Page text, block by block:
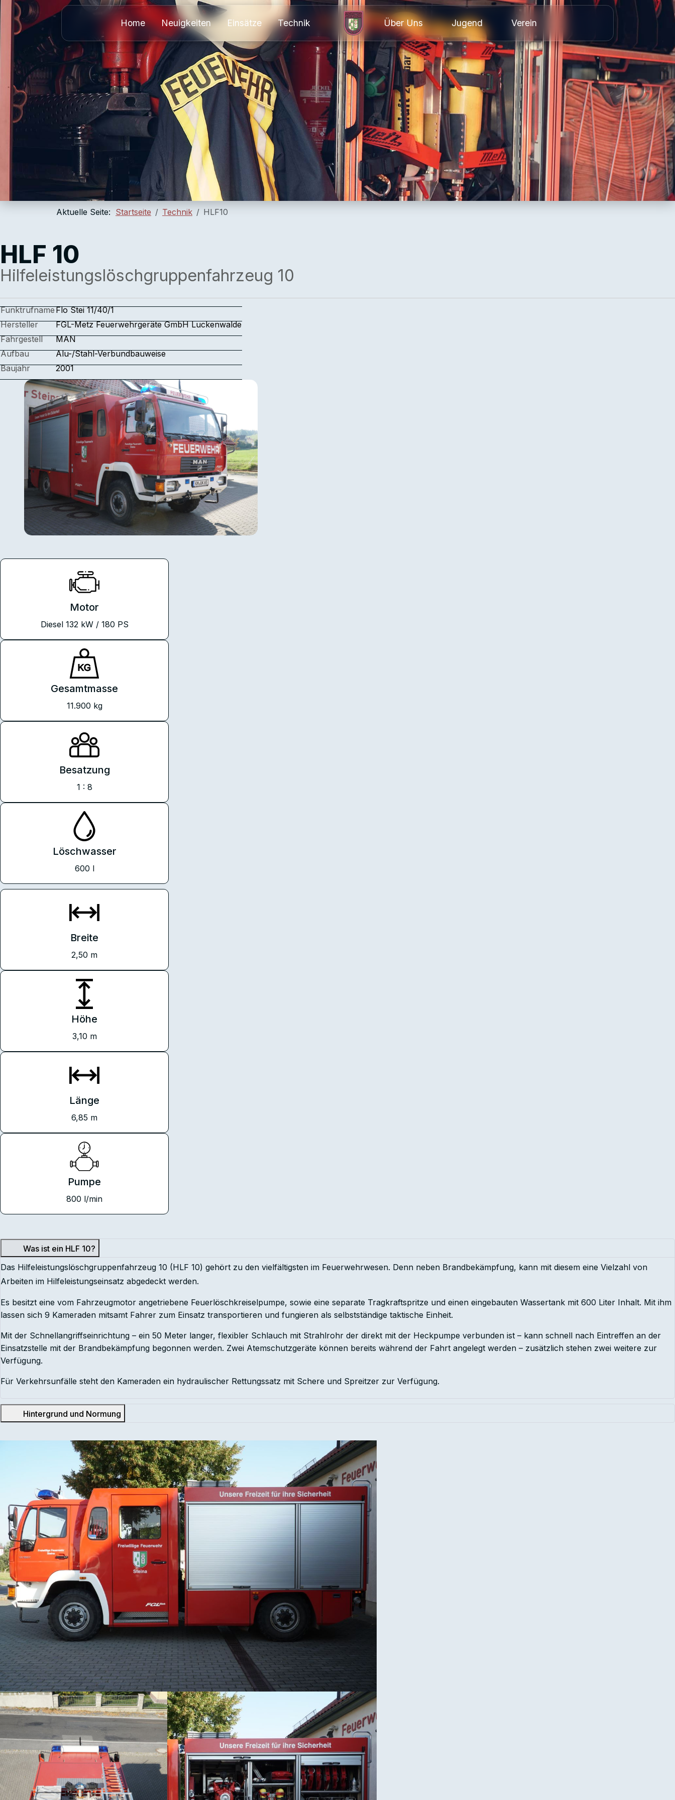
Home Neuigkeiten Einsätze Technik Über Uns Jugend Verein
Aktuelle Seite: Startseite Technik HLF10
HLF 10
Hilfeleistungslöschgruppenfahrzeug 10
FunktrufnameFlo Stei 11/40/1
Hersteller
FGL-Metz Feuerwehrgeräte GmbH Luckenwalde
Fahrgestell
MAN
Aufbau
Alu-/Stahl-Verbundbauweise
Baujahr
2001
Motor
Diesel 132 kW / 180 PS
Gesamtmasse
11.900 kg
Besatzung
1 : 8
Löschwasser
600 l
Breite
2,50 m
Höhe
3,10 m
Länge
6,85 m
Pumpe
800 l/min
Was ist ein HLF 10?
Das Hilfeleistungslöschgruppenfahrzeug 10 (HLF 10) gehört zu den vielfältigsten im Feuerwehrwesen. Denn neben Brandbekämpfung, kann mit diesem eine Vielzahl von
Arbeiten im Hilfeleistungseinsatz abgedeckt werden.
Es besitzt eine vom Fahrzeugmotor angetriebene Feuerlöschkreiselpumpe, sowie eine separate Tragkraftspritze und einen eingebauten Wassertank mit 600 Liter Inhalt. Mit ihm
lassen sich 9 Kameraden mitsamt Fahrer zum Einsatz transportieren und fungieren als selbstständige taktische Einheit.
Mit der Schnellangriffseinrichtung – ein 50 Meter langer, flexibler Schlauch mit Strahlrohr der direkt mit der Heckpumpe verbunden ist – kann schnell nach Eintreffen an der
Einsatzstelle mit der Brandbekämpfung begonnen werden. Zwei Atemschutzgeräte können bereits während der Fahrt angelegt werden – zusätzlich stehen zwei weitere zur
Verfügung.
Für Verkehrsunfälle steht den Kameraden ein hydraulischer Rettungssatz mit Schere und Spreitzer zur Verfügung.
Hintergrund und Normung